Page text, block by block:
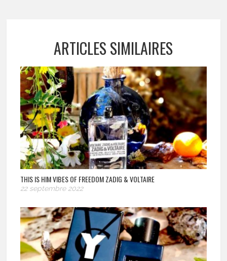
ARTICLES SIMILAIRES
THIS IS HIM VIBES OF FREEDOM ZADIG & VOLTAIRE
22 septembre 2022